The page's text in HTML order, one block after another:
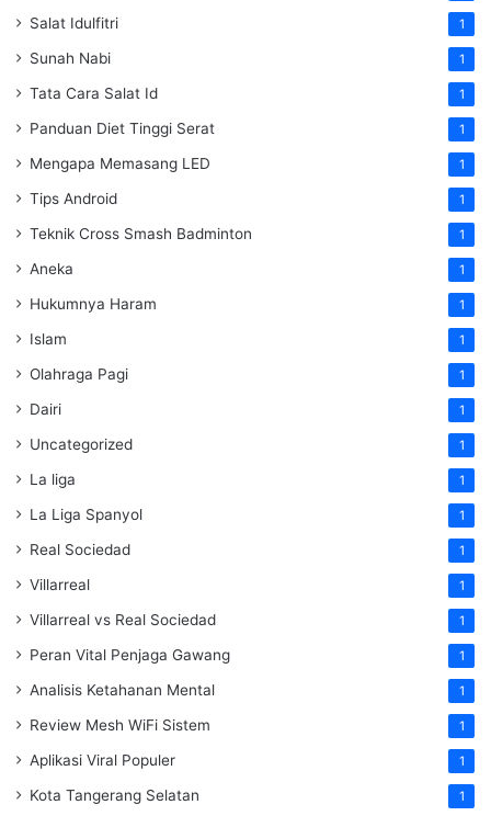
Salat Idulfitri 1
Sunah Nabi 1
Tata Cara Salat Id 1
Panduan Diet Tinggi Serat 1
Mengapa Memasang LED 1
Tips Android 1
Teknik Cross Smash Badminton 1
Aneka 1
Hukumnya Haram 1
Islam 1
Olahraga Pagi 1
Dairi 1
Uncategorized 1
La liga 1
La Liga Spanyol 1
Real Sociedad 1
Villarreal 1
Villarreal vs Real Sociedad 1
Peran Vital Penjaga Gawang 1
Analisis Ketahanan Mental 1
Review Mesh WiFi Sistem 1
Aplikasi Viral Populer 1
Kota Tangerang Selatan 1